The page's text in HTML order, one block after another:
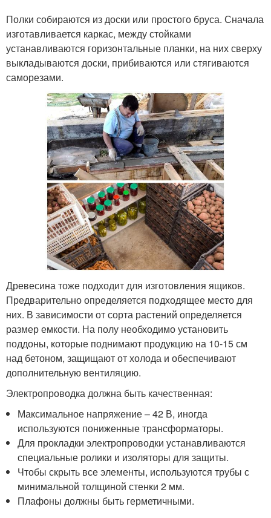
Полки собираются из доски или простого бруса. Сначала
изготавливается каркас, между стойками
устанавливаются горизонтальные планки, на них сверху
выкладываются доски, прибиваются или стягиваются
саморезами.
Древесина тоже подходит для изготовления ящиков.
Предварительно определяется подходящее место для
них. В зависимости от сорта растений определяется
размер емкости. На полу необходимо установить
поддоны, которые поднимают продукцию на 10-15 см
над бетоном, защищают от холода и обеспечивают
дополнительную вентиляцию.
Электропроводка должна быть качественная:
Максимальное напряжение – 42 В, иногда
используются пониженные трансформаторы.
Для прокладки электропроводки устанавливаются
специальные ролики и изоляторы для защиты.
Чтобы скрыть все элементы, используются трубы с
минимальной толщиной стенки 2 мм.
Плафоны должны быть герметичными.